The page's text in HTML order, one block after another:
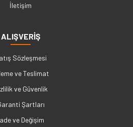
İletişim
ALIŞVERİŞ
Sözleşmesi
ve Teslimat
ve Güvenlik
Şartları
ve Değişim